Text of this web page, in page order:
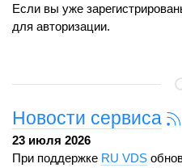
Если вы уже
для авторизации.
Новости сервиса
23 июля 2026
При поддержке RU VDS